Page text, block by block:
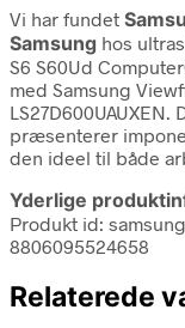
Vi har fundet
Samsung hos
S6 S60Ud
med Samsung
præsenterer
den ideel til både
Yderlige
Produkt id:
8806095524658
Relaterede